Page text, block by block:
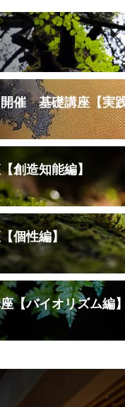
創造知能編】
個性編】
【バイオリズム編】